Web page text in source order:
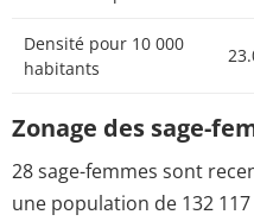
Densité pour 10 000
habitants
Zonage des sage-
28 sage-femmes sont
une population de 132